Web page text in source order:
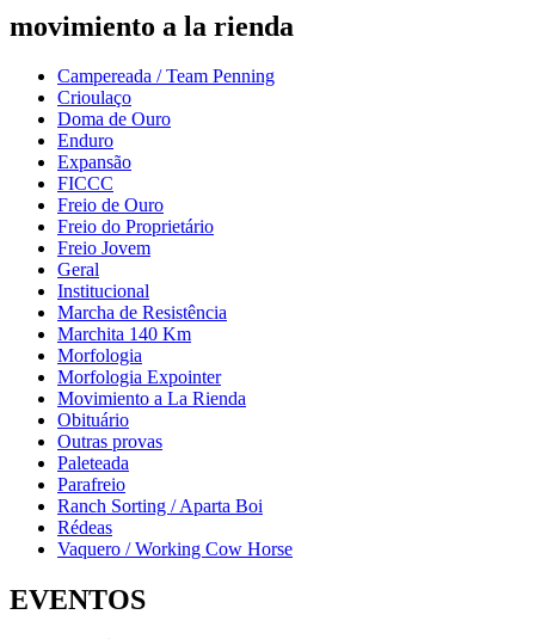
movimiento a la rienda
Campereada / Team Penning
Crioulaço
Doma de Ouro
Enduro
Expansão
FICCC
Freio de Ouro
Freio do Proprietário
Freio Jovem
Geral
Institucional
Marcha de Resistência
Marchita 140 Km
Morfologia
Morfologia Expointer
Movimiento a La Rienda
Obituário
Outras provas
Paleteada
Parafreio
Ranch Sorting / Aparta Boi
Rédeas
Vaquero / Working Cow Horse
EVENTOS